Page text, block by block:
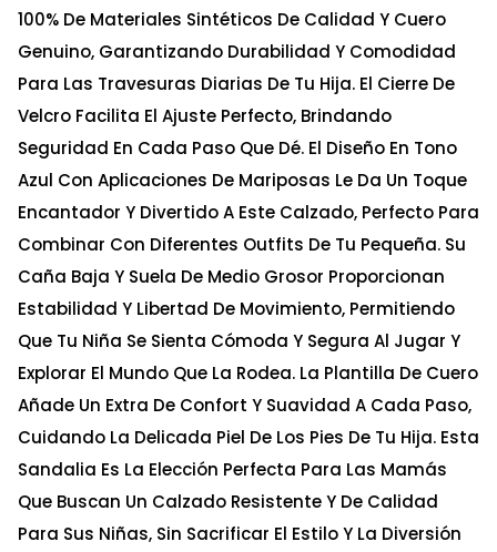
100% De Materiales Sintéticos De Calidad Y Cuero
Genuino, Garantizando Durabilidad Y Comodidad
Para Las Travesuras Diarias De Tu Hija. El Cierre De
Velcro Facilita El Ajuste Perfecto, Brindando
Seguridad En Cada Paso Que Dé. El Diseño En Tono
Azul Con Aplicaciones De Mariposas Le Da Un Toque
Encantador Y Divertido A Este Calzado, Perfecto Para
Combinar Con Diferentes Outfits De Tu Pequeña. Su
Caña Baja Y Suela De Medio Grosor Proporcionan
Estabilidad Y Libertad De Movimiento, Permitiendo
Que Tu Niña Se Sienta Cómoda Y Segura Al Jugar Y
Explorar El Mundo Que La Rodea. La Plantilla De Cuero
Añade Un Extra De Confort Y Suavidad A Cada Paso,
Cuidando La Delicada Piel De Los Pies De Tu Hija. Esta
Sandalia Es La Elección Perfecta Para Las Mamás
Que Buscan Un Calzado Resistente Y De Calidad
Para Sus Niñas, Sin Sacrificar El Estilo Y La Diversión